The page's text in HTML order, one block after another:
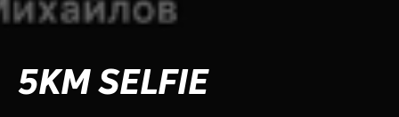
5KM SELFIE